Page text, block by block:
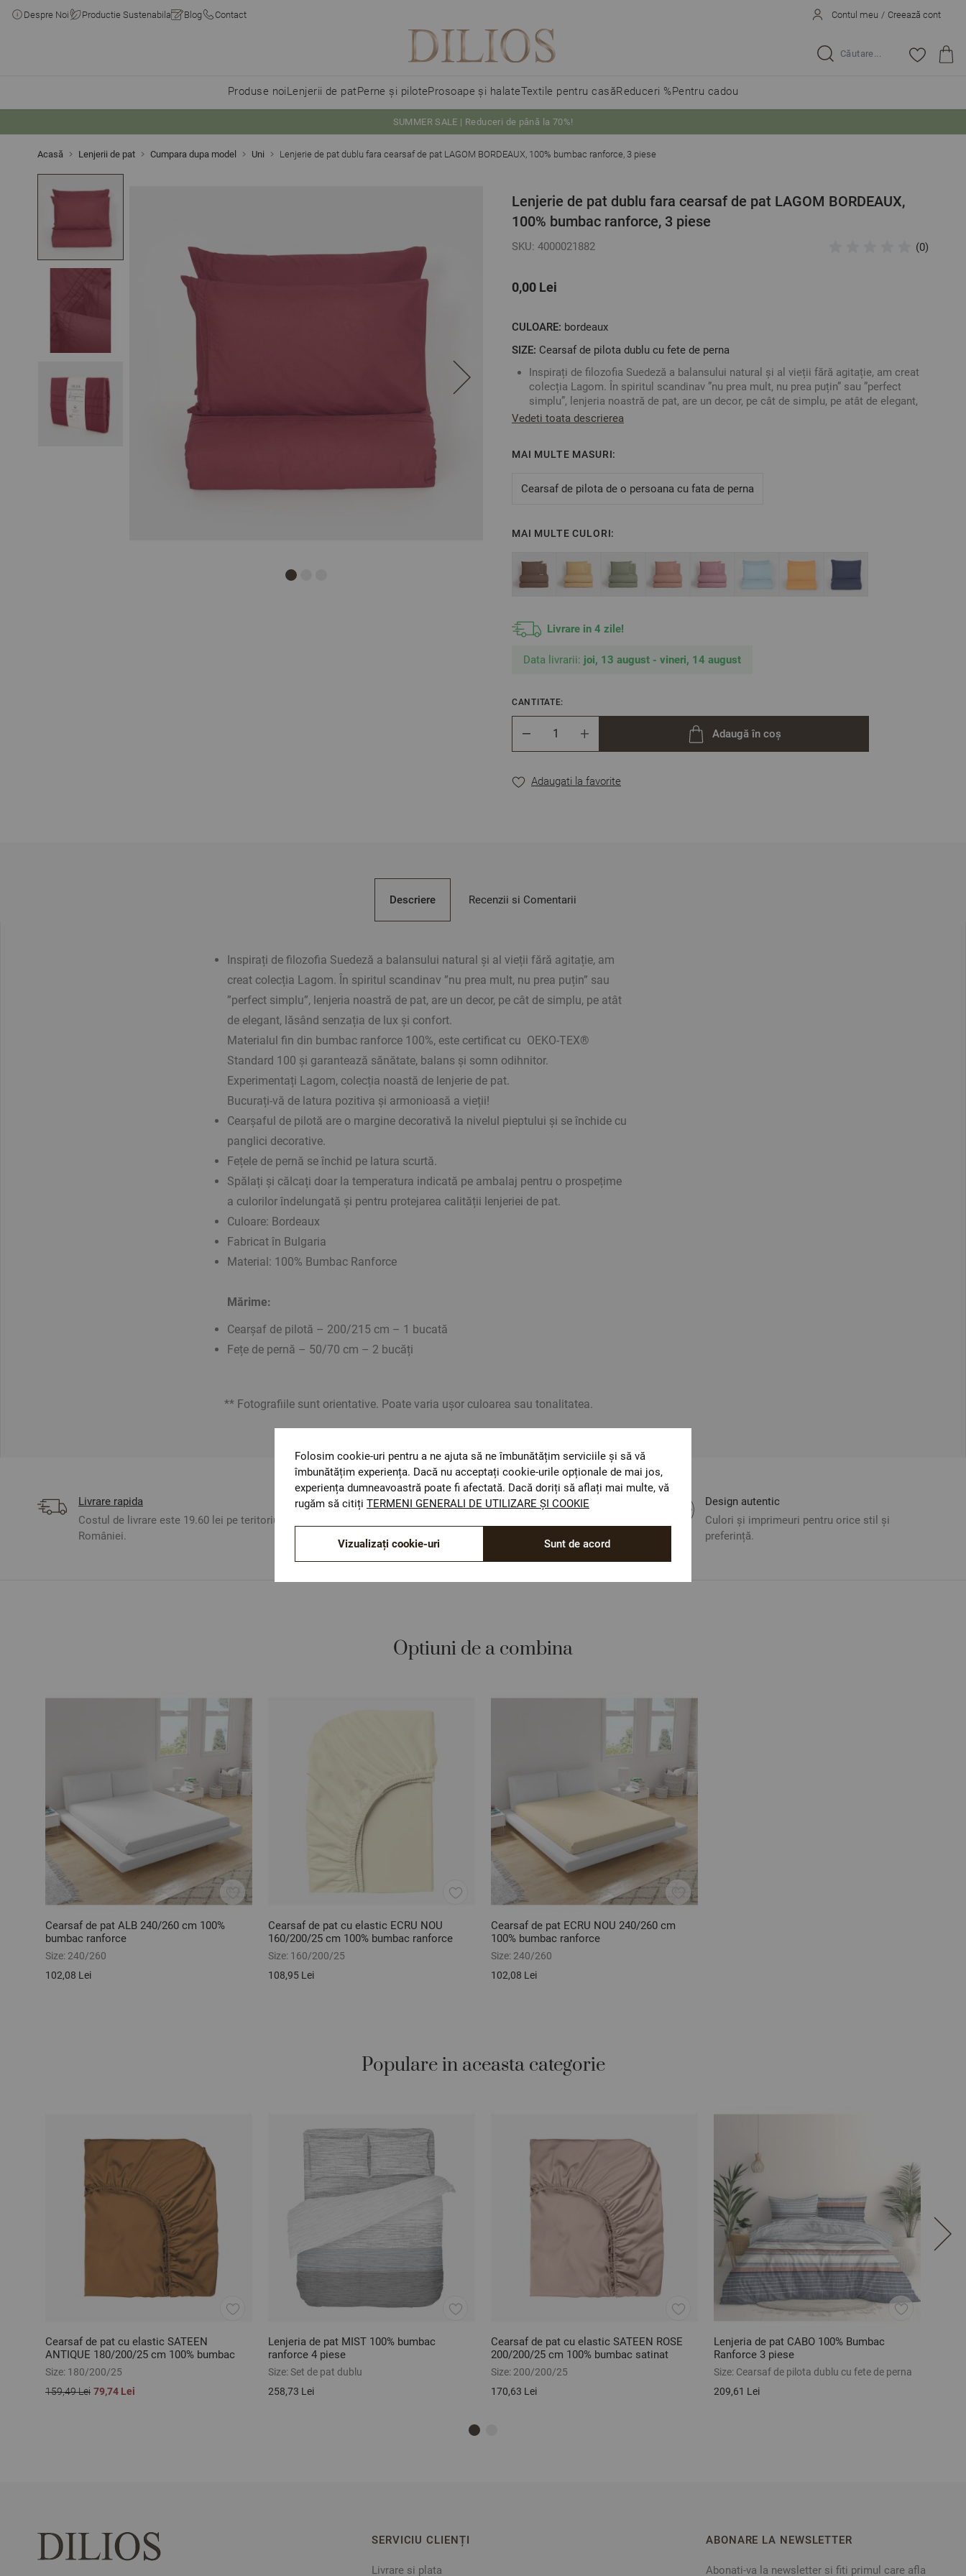
Despre Noi Productie Sustenabila Blog Contact Contul meu / Creează cont
Caută...
Produse noiLenjerii de patPerne și piloteProsoape și halateTextile pentru casăReduceri %Pentru cadou
SUMMER SALE | Reduceri de până la 70%!
Acasă Lenjerii de pat Cumpara dupa model Uni Lenjerie de pat dublu fara cearsaf de pat LAGOM BORDEAUX, 100% bumbac ranforce, 3 piese
Lenjerie de pat dublu fara cearsaf de pat LAGOM BORDEAUX,
100% bumbac ranforce, 3 piese
SKU: 4000021882 (0)
0,00 Lei
CULOARE: bordeaux
SIZE: Cearsaf de pilota dublu cu fete de perna
Inspirați de filozofia Suedeză a balansului natural și al vieții fără agitație, am creat
colecția Lagom. În spiritul scandinav ”nu prea mult, nu prea puțin” sau ”perfect
simplu”, lenjeria noastră de pat, are un decor, pe cât de simplu, pe atât de elegant,
lăsând senzația de lux și confort.
Experimentați Lagom, colecția noastă de lenjerie de pat.
Cearșaful de pilotă are o margine decorativă la nivelul pieptului și se închide cu
Spălați și călcați doar la temperatura indicată pe ambalaj pentru o prospețime a
Culoare: Bordeaux
Fabricat în Bulgaria
Material: 100% Bumbac Ranforce
Cearșaf de pilotă – 200/215 cm – 1 bucată
Fețe de pernă – 50/70 cm – 2 bucăți
** Fotografiile sunt orientative. Poate varia ușor culoarea sau tonalitatea.
Vedeti toata descrierea
MAI MULTE MASURI:
Cearsaf de pilota de o persoana cu fata de perna
MAI MULTE CULORI:
Livrare in 4 zile!
Data livrarii: joi, 13 august - vineri, 14 august
CANTITATE:
Adaugă în coș
Adaugati la favorite
Descriere
Inspirați de filozofia Suedeză a balansului natural și al vieții fără agitație, am
creat colecția Lagom. În spiritul scandinav ”nu prea mult, nu prea puțin” sau
”perfect simplu”, lenjeria noastră de pat, are un decor, pe cât de simplu, pe atât
de elegant, lăsând senzația de lux și confort.
Materialul fin din bumbac ranforce 100%, este certificat cu OEKO-TEX®
Standard 100 și garantează sănătate, balans și somn odihnitor.
Experimentați Lagom, colecția noastă de lenjerie de pat.
Bucurați-vă de latura pozitiva și armonioasă a vieții!
Cearșaful de pilotă are o margine decorativă la nivelul pieptului și se închide cu
panglici decorative.
Fețele de pernă se închid pe latura scurtă.
Spălați și călcați doar la temperatura indicată pe ambalaj pentru o prospețime
a culorilor îndelungată și pentru protejarea calității lenjeriei de pat.
Culoare: Bordeaux
Fabricat în Bulgaria
Material: 100% Bumbac Ranforce
Mărime:
Cearșaf de pilotă – 200/215 cm – 1 bucată
Fețe de pernă – 50/70 cm – 2 bucăți
** Fotografiile sunt orientative. Poate varia ușor culoarea sau tonalitatea.
Recenzii si Comentarii
Livrare rapida
Costul de livrare este 19.60 lei pe teritoriul
României.
ОЕКО-ТЕX STANDARD 100
dumneavoastră.
Design autentic
Culori și imprimeuri pentru orice stil și
preferință.
Optiuni de a combina
Cearsaf de pat ALB 240/260 cm 100%
bumbac ranforce
Size: 240/260
102,08 Lei
Cearsaf de pat cu elastic ECRU NOU
160/200/25 cm 100% bumbac ranforce
Size: 160/200/25
108,95 Lei
Cearsaf de pat ECRU NOU 240/260 cm
100% bumbac ranforce
Size: 240/260
102,08 Lei
Populare in aceasta categorie
Cearsaf de pat cu elastic SATEEN
ANTIQUE 180/200/25 cm 100% bumbac
satinat
Size: 180/200/25
159,49 Lei 79,74 Lei
Lenjeria de pat MIST 100% bumbac
ranforce 4 piese
Size:Set de pat dublu
258,73 Lei
Cearsaf de pat cu elastic SATEEN ROSE
200/200/25 cm 100% bumbac satinat
Size: 200/200/25
170,63 Lei
Lenjeria de pat CABO 100% Bumbac
Ranforce 3 piese
Size: Cearsaf de pilota dublu cu fete de perna
209,61 Lei
SERVICIU CLIENȚI
Livrare si plata
ABONARE LA NEWSLETTER
Abonati-va la newsletter si fiti primul care afla
Folosim cookie-uri pentru a ne ajuta să ne îmbunătățim serviciile și să vă
îmbunătățim experiența. Dacă nu acceptați cookie-urile opționale de mai jos,
experiența dumneavoastră poate fi afectată. Dacă doriți să aflați mai multe, vă
rugăm să citiți TERMENI GENERALI DE UTILIZARE ȘI COOKIE
Sunt de acord
Vizualizați cookie-uri